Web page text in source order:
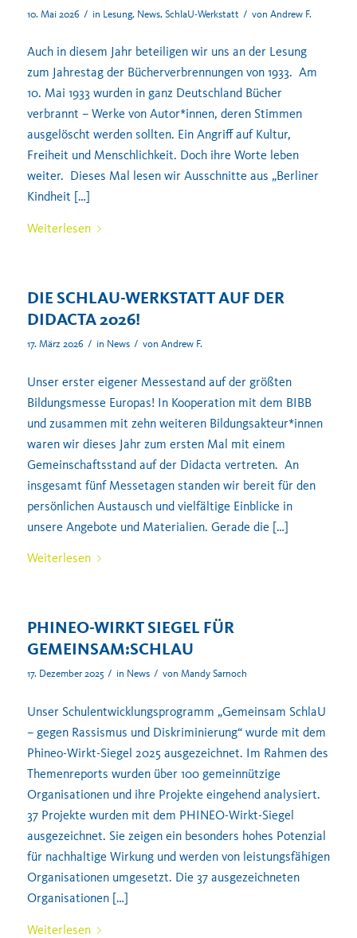
10. Mai 2026 / in Lesung, News,SchlaU-Werkstatt / von Andrew F.
Auch in diesem Jahr beteiligen wir uns an der Lesung
zum Jahrestag der Bücherverbrennungen von 1933. Am
10. Mai 1933 wurden in ganz Deutschland Bücher
verbrannt – Werke von Autor*innen, deren Stimmen
ausgelöscht werden sollten. Ein Angriff auf Kultur,
Freiheit und Menschlichkeit. Doch ihre Worte leben
weiter. Dieses Mal lesen wir Ausschnitte aus „Berliner
Kindheit […]
Weiterlesen
DIE SCHLAU-WERKSTATT AUF DER
DIDACTA 2026!
17. März 2026 / in News / von Andrew F.
Unser erster eigener Messestand auf der größten
Bildungsmesse Europas! In Kooperation mit dem BIBB
und zusammen mit zehn weiteren Bildungsakteur*innen
waren wir dieses Jahr zum ersten Mal mit einem
Gemeinschaftsstand auf der Didacta vertreten. An
insgesamt fünf Messetagen standen wir bereit für den
persönlichen Austausch und vielfältige Einblicke in
unsere Angebote und Materialien. Gerade die […]
Weiterlesen
PHINEO-WIRKT SIEGEL FÜR
GEMEINSAM:SCHLAU
17. Dezember 2025 / in News / von Mandy Sarnoch
Unser Schulentwicklungsprogramm „Gemeinsam SchlaU
– gegen Rassismus und Diskriminierung“ wurde mit dem
Phineo-Wirkt-Siegel 2025 ausgezeichnet. Im Rahmen des
Themenreports wurden über 100 gemeinnützige
Organisationen und ihre Projekte eingehend analysiert.
37 Projekte wurden mit dem PHINEO-Wirkt-Siegel
ausgezeichnet. Sie zeigen ein besonders hohes Potenzial
für nachhaltige Wirkung und werden von leistungsfähigen
Organisationen umgesetzt. Die 37 ausgezeichneten
Organisationen […]
Weiterlesen